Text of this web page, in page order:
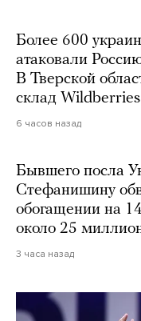
Более 600
атаковали
В Тверской
склад Wildberries
6 часов назад
Бывшего посла
Стефанишину
обогащении на
около 25
3 часа назад